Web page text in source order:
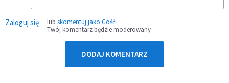
Zaloguj się lub skomentuj jako Gość
Twój komentarz będzie moderowany
DODAJ KOMENTARZ